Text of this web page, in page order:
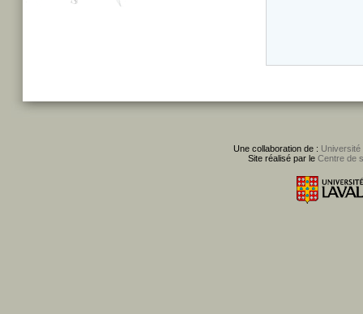
Une collaboration de : Université
Site réalisé par le Centre de